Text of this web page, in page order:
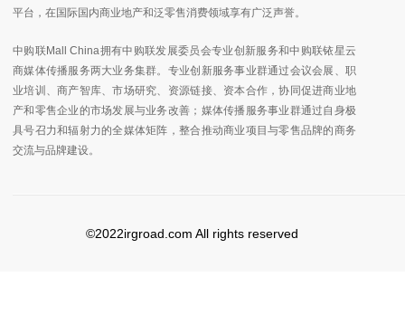
平台，在国际国内商业地产和泛零售消费领域享有广泛声誉。
中购联Mall China拥有中购联发展委员会专业创新服务和中购联铱星云
商媒体传播服务两大业务集群。专业创新服务事业群通过会议会展、职
业培训、商产智库、市场研究、资源链接、资本合作，协同促进商业地
产和零售企业的市场发展与业务改善；媒体传播服务事业群通过自身极
具号召力和辐射力的全媒体矩阵，整合推动商业项目与零售品牌的商务
交流与品牌建设。
©2022irgroad.com All rights reserved